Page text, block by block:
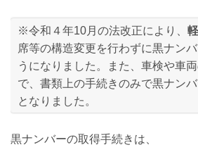
※令和４年10月の法改正により、
席等の構造変更を行わずに黒ナン
うになりました。また、車検や車
で、書類上の手続きのみで黒ナン
となりました。
黒ナンバーの取得手続きは、